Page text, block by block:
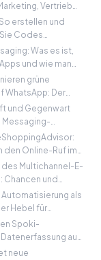
Vertrieb
erstellen und
Codes
von WhatsApp
Was es ist,
und wie man
grüne
WhatsApp: Der
und Gegenwart
Messaging-
den Online-Ruf im
durch WhatsApp
stärken
des Multichannel-E-
Chancen und
für
mit Poleepo
als
Hebel für
Spoki-
Datenerfassung auf
neue